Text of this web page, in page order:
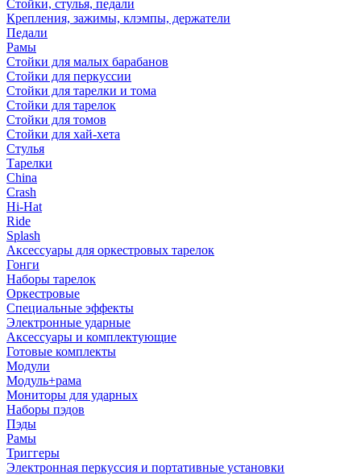
Стойки, стулья, педали
Крепления, зажимы, клэмпы, держатели
Педали
Рамы
Стойки для малых барабанов
Стойки для перкуссии
Стойки для тарелки и тома
Стойки для тарелок
Стойки для томов
Стойки для хай-хета
Стулья
Тарелки
China
Crash
Hi-Hat
Ride
Splash
Аксессуары для оркестровых тарелок
Гонги
Наборы тарелок
Оркестровые
Специальные эффекты
Электронные ударные
Аксессуары и комплектующие
Готовые комплекты
Модули
Модуль+рама
Мониторы для ударных
Наборы пэдов
Пэды
Рамы
Триггеры
Электронная перкуссия и портативные установки